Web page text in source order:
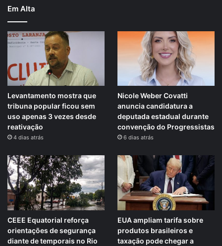
Em Alta
Levantamento mostra que
tribuna popular ficou sem
uso apenas 3 vezes desde
reativação
4 dias atrás
Nicole Weber Covatti
anuncia candidatura a
deputada estadual durante
convenção do Progressistas
6 dias atrás
CEEE Equatorial reforça
orientações de segurança
diante de temporais no Rio
EUA ampliam tarifa sobre
produtos brasileiros e
taxação pode chegar a